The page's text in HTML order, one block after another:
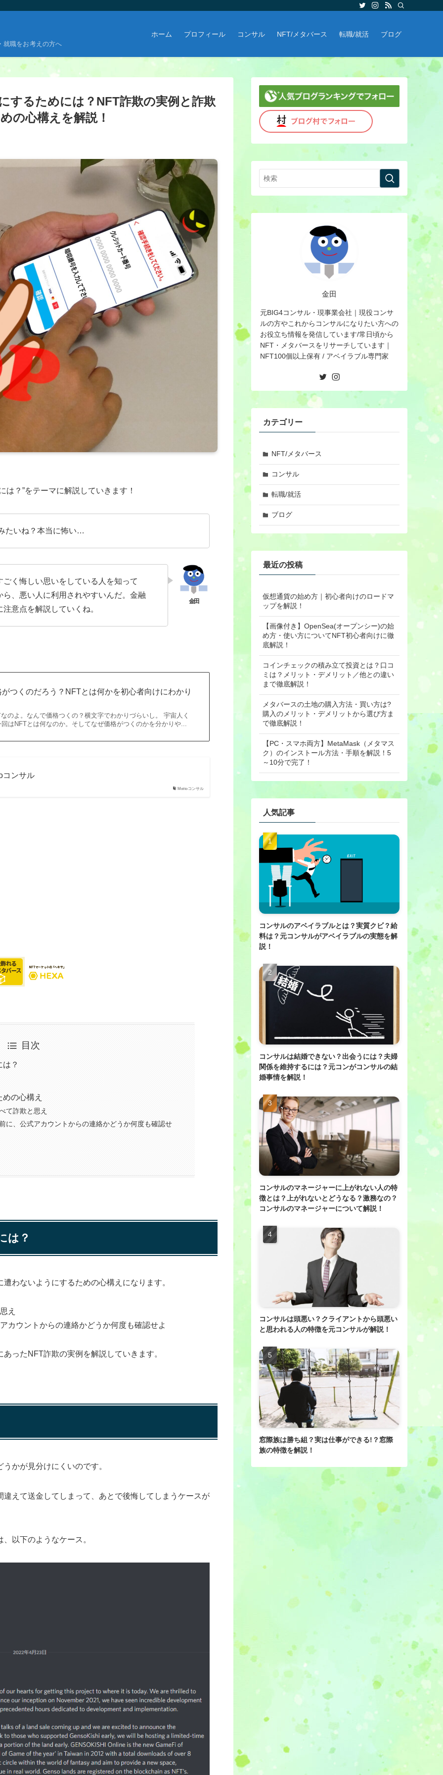
就職をお考えの方へ
ホーム プロフィール コンサル NFT/メタバース 転職/就活 ブログ
するためには？NFT詐欺の実例と詐欺
の心構えを解説！
？”をテーマに解説していきます！
たいね？本当に怖い…
く悔しい思いをしている人を知って
、悪い人に利用されやすいんだ。金融
意点を解説していくね。
つくのだろう？NFTとは何かを初心者向けにわかり
のよ。なんで価格つくの？横文字でわかりづらいし。 宇宙人く
はNFTとは何なのか。そしてなぜ価格がつくのかを分かりや...
Mottoコンサル
コンサル
目次
？
の心構え
て詐欺と思え
に、公式アカウントからの連絡かどうか何度も確認せ
は？
わないようにするための心構えになります。
え
カウントからの連絡かどうか何度も確認せよ
ったNFT詐欺の実例を解説していきます。
かが見分けにくいのです。
えて送金してしまって、あとで後悔してしまうケースが
以下のようなケース。
金田
元BIG4コンサル・現事業会社｜現役コンサ
ルの方やこれからコンサルになりたい方への
お役立ち情報を発信しています/常日頃から
NFT・メタバースをリサーチしています｜
NFT100個以上保有 / アベイラブル専門家
カテゴリー
NFT/メタバース
コンサル
転職/就活
ブログ
最近の投稿
仮想通貨の始め方｜初心者向けのロードマ
ップを解説！
【画像付き】OpenSea(オープンシー)の始
め方・使い方についてNFT初心者向けに徹
底解説！
コインチェックの積み立て投資とは？口コ
ミは？メリット・デメリット／他との違い
まで徹底解説！
メタバースの土地の購入方法・買い方は?
購入のメリット・デメリットから選び方ま
で徹底解説！
【PC・スマホ両方】MetaMask（メタマス
ク）のインストール方法・手順を解説！5
～10分で完了！
人気記事
コンサルのアベイラブルとは？実質クビ？給
料は？元コンサルがアベイラブルの実態を解
説！
コンサルは結婚できない？出会うには？夫婦
関係を維持するには？元コンがコンサルの結
婚事情を解説！
コンサルのマネージャーに上がれない人の特
徴とは？上がれないとどうなる？激務なの？
コンサルのマネージャーについて解説！
コンサルは頭悪い？クライアントから頭悪い
と思われる人の特徴を元コンサルが解説！
窓際族は勝ち組？実は仕事ができる!？窓際
族の特徴を解説！